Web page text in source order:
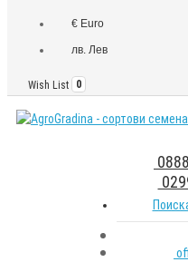
€ Euro
лв. Лев
Wish List 0